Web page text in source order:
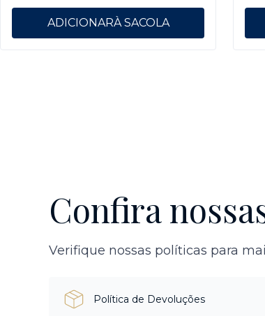
ADICIONAR
Confira
Verifique nossas políticas para
Política de Devoluções